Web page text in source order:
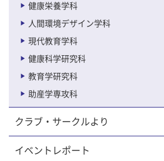
健康栄養学科
人間環境デザイン学科
現代教育学科
健康科学研究科
教育学研究科
助産学専攻科
クラブ・サークルより
イベントレポート